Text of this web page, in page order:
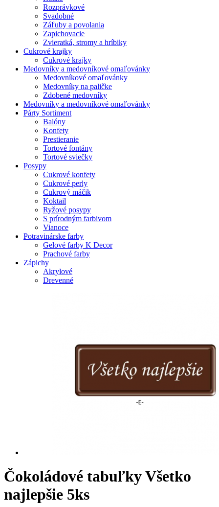
Rozprávkové
Svadobné
Záľuby a povolania
Zapichovacie
Zvieratká, stromy a hríbiky
Cukrové krajky
Cukrové krajky
Medovníky a medovníkové omaľovánky
Medovníkové omaľovánky
Medovníky na paličke
Zdobené medovníky
Medovníky a medovníkové omaľovánky
Párty Sortiment
Balóny
Konfety
Prestieranie
Tortové fontány
Tortové sviečky
Posypy
Cukrové konfety
Cukrové perly
Cukrový máčik
Koktail
Ryžové posypy
S prírodným farbivom
Vianoce
Potravinárske farby
Gelové farby K Decor
Prachové farby
Zápichy
Akrylové
Drevenné
Čokoládové tabuľky Všetko
najlepšie 5ks